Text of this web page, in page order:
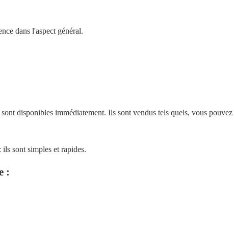
dans l'aspect général.
disponibles immédiatement. Ils sont vendus tels quels, vous
sont simples et rapides.
: